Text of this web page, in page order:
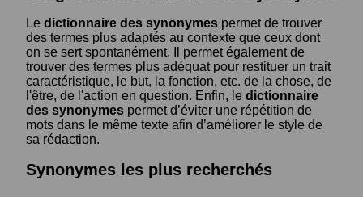
Le dictionnaire des synonymes permet de trouver
des termes plus adaptés au contexte que ceux dont
on se sert spontanément. Il permet également de
trouver des termes plus adéquat pour restituer un trait
caractéristique, le but, la fonction, etc. de la chose, de
l'être, de l'action en question. Enfin, le dictionnaire
des synonymes permet d’éviter une répétition de
mots dans le même texte afin d’améliorer le style de
sa rédaction.
Synonymes les plus recherchés